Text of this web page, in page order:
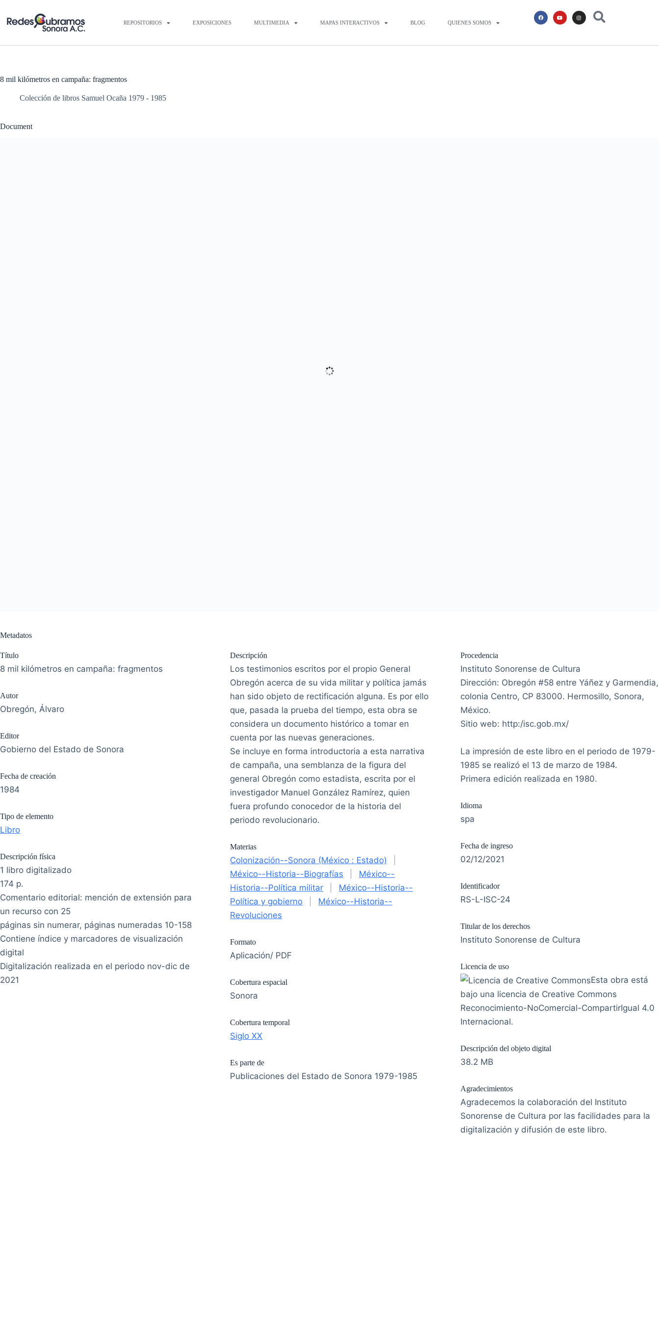
REPOSITORIOS EXPOSICIONES MULTIMEDIA MAPAS INTERACTIVOS BLOG QUIENES SOMOS
8 mil kilómetros en campaña: fragmentos
Colección de libros Samuel Ocaña 1979 - 1985
Document
Metadatos
Título
8 mil kilómetros en campaña: fragmentos
Autor
Obregón, Álvaro
Editor
Gobierno del Estado de Sonora
Fecha de creación
1984
Tipo de elemento
Libro
Descripción física
1 libro digitalizado
174 p.
Comentario editorial: mención de extensión para
un recurso con 25
páginas sin numerar, páginas numeradas 10-158
Contiene índice y marcadores de visualización
digital
Digitalización realizada en el periodo nov-dic de
2021
Descripción
Los testimonios escritos por el propio General
Obregón acerca de su vida militar y política jamás
han sido objeto de rectificación alguna. Es por ello
que, pasada la prueba del tiempo, esta obra se
considera un documento histórico a tomar en
cuenta por las nuevas generaciones.
Se incluye en forma introductoria a esta narrativa
de campaña, una semblanza de la figura del
general Obregón como estadista, escrita por el
investigador Manuel González Ramírez, quien
fuera profundo conocedor de la historia del
periodo revolucionario.
Materias
Colonización--Sonora (México : Estado)
México--Historia--Biografías
México--
Historia--Política militar
México--Historia--
Política y gobierno
México--Historia--
Revoluciones
Formato
Aplicación/ PDF
Cobertura espacial
Sonora
Cobertura temporal
Siglo XX
Es parte de
Publicaciones del Estado de Sonora 1979-1985
Procedencia
Instituto Sonorense de Cultura
Dirección: Obregón #58 entre Yáñez y Garmendia,
colonia Centro, CP 83000. Hermosillo, Sonora,
México.
Sitio web: http:/isc.gob.mx/
La impresión de este libro en el periodo de 1979-
1985 se realizó el 13 de marzo de 1984.
Primera edición realizada en 1980.
Idioma
spa
Fecha de ingreso
02/12/2021
Identificador
RS-L-ISC-24
Titular de los derechos
Instituto Sonorense de Cultura
Licencia de uso
Esta obra está
bajo una licencia de Creative Commons
Reconocimiento-NoComercial-CompartirIgual 4.0
Internacional.
Descripción del objeto digital
38.2 MB
Agradecimientos
Agradecemos la colaboración del Instituto
Sonorense de Cultura por las facilidades para la
digitalización y difusión de este libro.